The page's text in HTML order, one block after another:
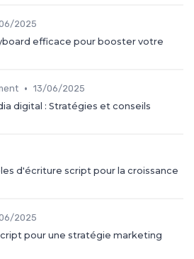
2025
efficace pour booster votre
• 13/06/2025
digital : Stratégies et conseils
d'écriture script pour la croissance
2025
pour une stratégie marketing